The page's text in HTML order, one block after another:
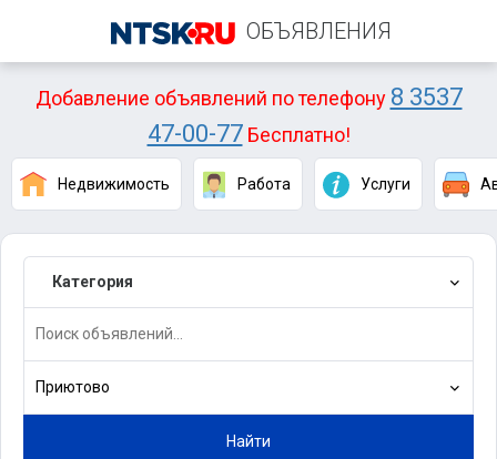
ОБЪЯВЛЕНИЯ
Добавление объявлений по телефону 8 3537
47-00-77Бесплатно!
Недвижимость Работа Услуги
Категория
Приютово
Найти